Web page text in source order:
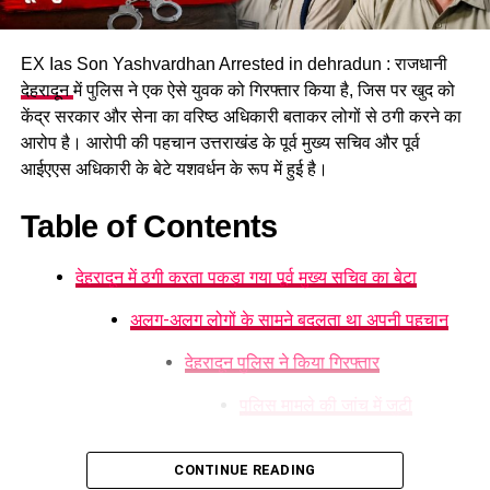
गोली लगने से छोटा भाई गंभीर रूप से घायल
सूचना मिलते हीपिरान कलियरथाना पुलिस घटनास्थल पर पहुंची और
घायल को उपचार के लिए अस्पताल भेजा। मामले की गंभीरता को देखते हुए
भगवानपुर के क्षेत्राधिकारी, थाना प्रभारी सहित वरिष्ठ पुलिस अधिकारी भी
मौके पर पहुंचे। इसके अलावा फोरेंसिक टीम ने घटनास्थल का निरीक्षण कर
पुलिस के मुताबिक घटना के बाद आरोपी फरार हो गया है। उसकी गिरफ्तारी
EX Ias Son Yashvardhan Arrested in dehradun : राजधानी
देहरादूनमें पुलिस ने एक ऐसे युवक को गिरफ्तार किया है, जिस पर खुद को
केंद्र सरकार और सेना का वरिष्ठ अधिकारी बताकर लोगों से ठगी करने का
आरोप है। आरोपी की पहचान उत्तराखंड के पूर्व मुख्य सचिव और पूर्व
आईएएस अधिकारी के बेटे यशवर्धन के रूप में हुई है।
Table of Contents
देहरादून में ठगी करता पकड़ा गया पूर्व मुख्य सचिव का बेटा
अलग-अलग लोगों के सामने बदलता था अपनी पहचान
देहरादून पुलिस ने किया गिरफ्तार
1. क्या देहरादून पुलिस ने पूर्व मुख्य सचिव के बेटे को
CONTINUE READING